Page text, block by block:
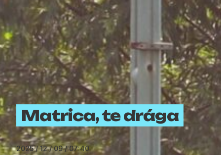
Matrica, te drága
2025 / 12 / 09 / 07:40